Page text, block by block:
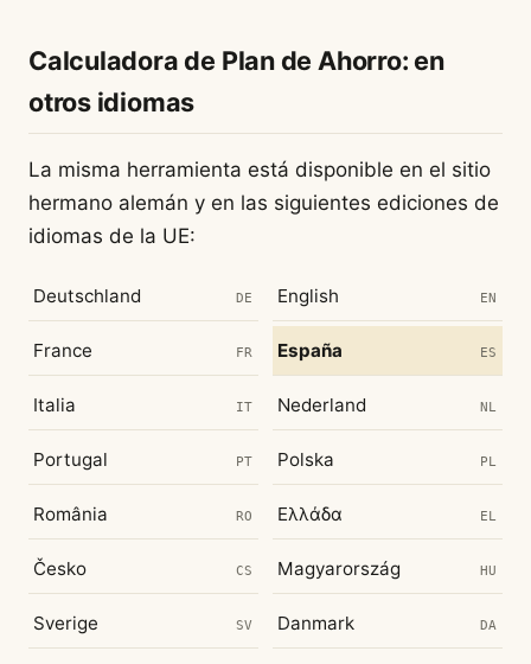
Calculadora de Plan de Ahorro: en
otros idiomas
La misma herramienta está disponible en el sitio
hermano alemán y en las siguientes ediciones de
idiomas de la UE:
Deutschland DE English EN
France FR España ES
Italia IT Nederland NL
Portugal PT Polska PL
România RO Ελλάδα EL
Česko CS Magyarország HU
Sverige SV Danmark DA